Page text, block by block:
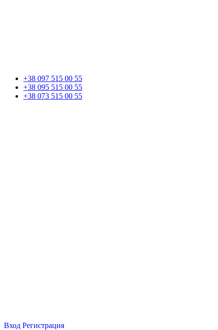
+38 097 515 00 55
+38 095 515 00 55
+38 073 515 00 55
Вход Регистрация